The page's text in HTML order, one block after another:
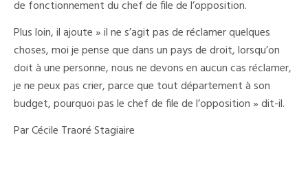
de fonctionnement du chef de file de l’opposition.
Plus loin, il ajoute » il ne s’agit pas de réclamer quelques
choses, moi je pense que dans un pays de droit, lorsqu’on
doit à une personne, nous ne devons en aucun cas réclamer,
je ne peux pas crier, parce que tout département à son
budget, pourquoi pas le chef de file de l’opposition » dit-il.
Par Cécile Traoré Stagiaire